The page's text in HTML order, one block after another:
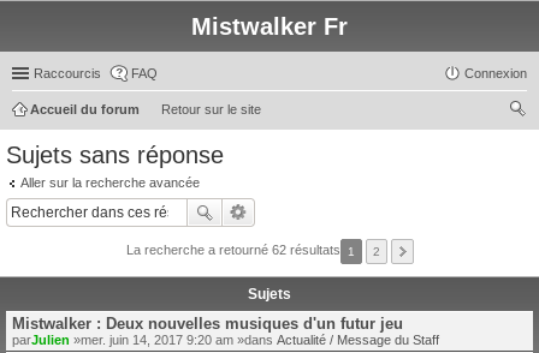
Mistwalker Fr
Raccourcis FAQ Connexion
Retour sur le site
Accueil du forum
Sujets sans réponse
Aller sur la recherche avancée
La recherche a retourné 62 résultats 1 2
Sujets
Mistwalker : Deux nouvelles musiques d'un futur jeu
parJulien »mer. juin 14, 2017 9:20 am »dans Actualité / Message du Staff